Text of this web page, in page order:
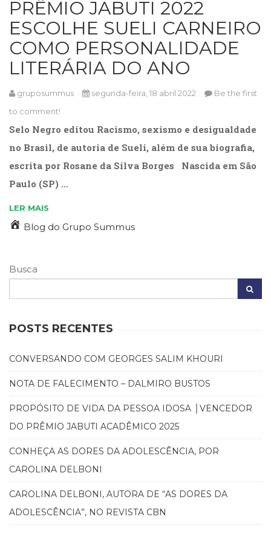
Cinema
(23)
Comportamento
(418)
Comunicação
Corpo
(226)
Crescimento
(222)
Criatividade
Culinária,
Alimentação
Negócios
(31)
Especial
Fisioterapia
Fonoaudiologia
Gestalt-
terapia
Jornalismo
(57)
(66)
Literatura
Erótica
PRÊMIO JABUTI 2022
ESCOLHE SUELI CARNEIRO
COMO PERSONALIDADE
LITERÁRIA DO ANO
gruposummus segunda-feira, 18 abril 2022
Be the first
to comment!
Selo Negro editou Racismo, sexismo e desigualdade
no Brasil, de autoria de Sueli, além de sua biografia,
escrita por Rosane da Silva Borges Nascida em São
Paulo (SP) …
LER MAIS
Blog do Grupo Summus
Busca
POSTS RECENTES
CONVERSANDO COM GEORGES SALIM KHOURI
NOTA DE FALECIMENTO – DALMIRO BUSTOS
PROPÓSITO DE VIDA DA PESSOA IDOSA │VENCEDOR
DO PRÊMIO JABUTI ACADÊMICO 2025
CONHEÇA AS DORES DA ADOLESCÊNCIA, POR
CAROLINA DELBONI
CAROLINA DELBONI, AUTORA DE “AS DORES DA
ADOLESCÊNCIA”, NO REVISTA CBN